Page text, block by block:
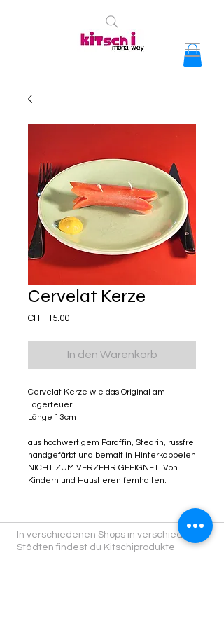
Cervelat Kerze
CHF 15.00Preis
In den Warenkorb
Cervelat Kerze wie das Original am
Lagerfeuer
Länge 13cm
aus hochwertigem Paraffin, Stearin, russfrei
handgefärbt und bemalt in Hinterkappelen
NICHT ZUM VERZEHR GEEIGNET. Von
Kindern und Haustieren fernhalten.
In verschiedenen Shops in verschiedenen
Städten findest du Kitschiprodukte